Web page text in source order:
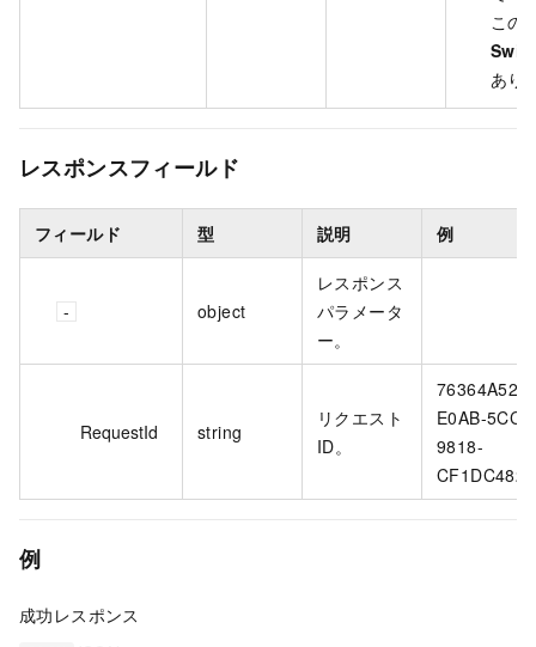
この
あり
レスポンスフィールド
フィールド 型 説明 例
object
レスポンス
パラメータ
ー。
RequestId string
リクエスト
ID。
76364A52-
E0AB-
9818-
例
成功レスポンス